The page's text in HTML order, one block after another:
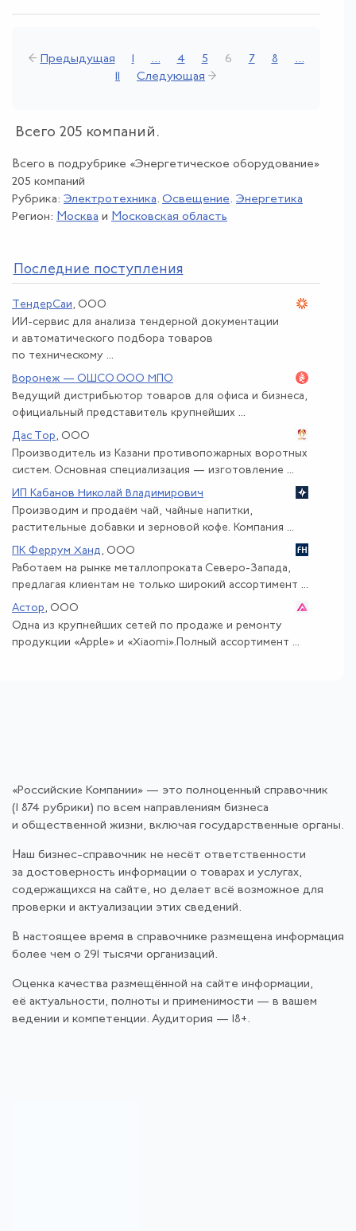
← Предыдущая 1 ... 4 5 6 7 8
...
11
Следующая →
Всего 205 компаний.
Всего в подрубрике «Энергетическое оборудование»
205 компаний
Рубрика: Электротехника. Освещение. Энергетика
Регион: Москва и Московская область
Последние поступления
ТендерСаи , ООО
ИИ-сервис для анализа тендерной документации
и автоматического подбора товаров
по техническому ...
Воронеж — ОШСО ООО МПО
Ведущий дистрибьютор товаров для офиса и бизнеса,
официальный представитель крупнейших ...
Дас Тор , ООО
Производитель из Казани противопожарных воротных
систем. Основная специализация — изготовление ...
ИП Кабанов Николай Владимирович
Производим и продаём чай, чайные напитки,
растительные добавки и зерновой кофе. Компания ...
ПК Феррум Ханд , ООО
Работаем на рынке металлопроката Северо-Запада,
предлагая клиентам не только широкий ассортимент ...
Астор , ООО
Одна из крупнейших сетей по продаже и ремонту
продукции «Apple» и «Xiaomi».Полный ассортимент ...
«Российские Компании» — это полноценный справочник
(1 874 рубрики) по всем направлениям бизнеса
и общественной жизни, включая государственные органы.
Наш бизнес-справочник не несёт ответственности
за достоверность информации о товарах и услугах,
содержащихся на сайте, но делает всё возможное для
проверки и актуализации этих сведений.
В настоящее время в справочнике размещена информация
более чем о 291 тысячи организаций.
Оценка качества размещённой на сайте информации,
её актуальности, полноты и применимости — в вашем
ведении и компетенции. Аудитория — 18+.